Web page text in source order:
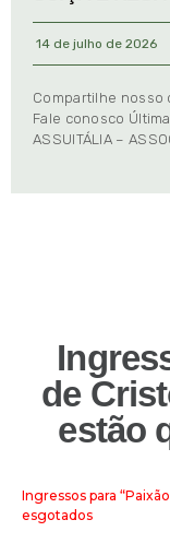
14 de julho de 2026
Compartilhe nosso
Fale conosco
ASSUITÁLIA –
de
estão
Ingressos para
esgotados